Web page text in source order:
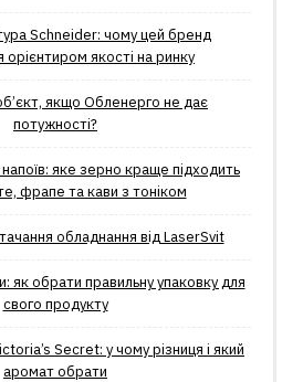
Schneider: чому цей бренд
орієнтиром якості на ринку
якщо Обленерго не дає
потужності?
яке зерно краще підходить
фрапе та кави з тоніком
обладнання від LaserSvit
як обрати правильну упаковку для
свого продукту
Secret: у чому різниця і який
аромат обрати